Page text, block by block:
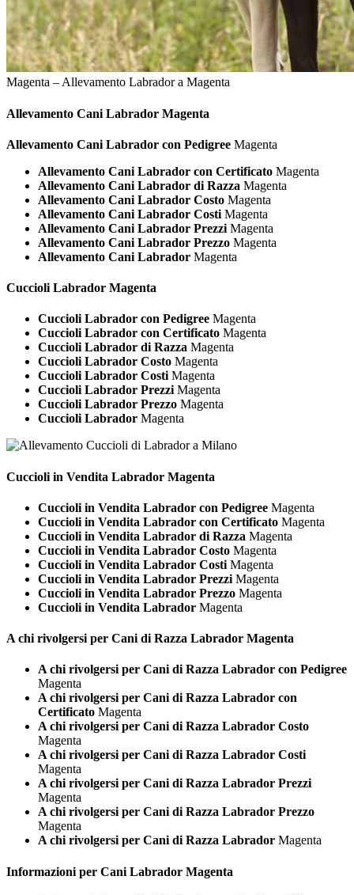
Magenta – Allevamento Labrador a Magenta
Allevamento Cani Labrador Magenta
Allevamento Cani Labrador con Pedigree Magenta
Allevamento Cani Labrador con Certificato Magenta
Allevamento Cani Labrador di Razza Magenta
Allevamento Cani Labrador Costo Magenta
Allevamento Cani Labrador Costi Magenta
Allevamento Cani Labrador Prezzi Magenta
Allevamento Cani Labrador Prezzo Magenta
Allevamento Cani Labrador Magenta
Cuccioli Labrador Magenta
Cuccioli Labrador con Pedigree Magenta
Cuccioli Labrador con Certificato Magenta
Cuccioli Labrador di Razza Magenta
Cuccioli Labrador Costo Magenta
Cuccioli Labrador CostiMagenta
Cuccioli Labrador PrezziMagenta
Cuccioli Labrador Prezzo Magenta
Cuccioli Labrador Magenta
Cuccioli in Vendita Labrador Magenta
Cuccioli in Vendita Labrador con Pedigree Magenta
Cuccioli in Vendita Labrador con Certificato Magenta
Cuccioli in Vendita Labrador di Razza Magenta
Cuccioli in Vendita Labrador Costo Magenta
Cuccioli in Vendita Labrador Costi Magenta
Cuccioli in Vendita Labrador Prezzi Magenta
Cuccioli in Vendita Labrador Prezzo Magenta
Cuccioli in Vendita Labrador Magenta
A chi rivolgersi per Cani di Razza Labrador Magenta
A chi rivolgersi per Cani di Razza Labrador con Pedigree
Magenta
A chi rivolgersi per Cani di Razza Labrador con
Certificato Magenta
A chi rivolgersi per Cani di Razza Labrador Costo
Magenta
A chi rivolgersi per Cani di Razza Labrador Costi
Magenta
A chi rivolgersi per Cani di Razza Labrador Prezzi
Magenta
A chi rivolgersi per Cani di Razza Labrador Prezzo
Magenta
A chi rivolgersi per Cani di Razza Labrador Magenta
Informazioni per Cani Labrador Magenta